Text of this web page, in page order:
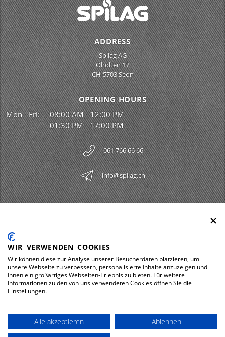
ADDRESS
Spilag AG
Oholten 17
CH-5703 Seon
OPENING HOURS
Mon - Fri:
08:00 AM - 12:00 PM
01:30 PM - 17:00 PM
061 766 66 66
info@spilag.ch
LEGAL
DOWNLOADS
© 2026 Spilag AG
WIR VERWENDEN COOKIES
Wir können diese zur Analyse unserer Besucherdaten platzieren, um
unsere Webseite zu verbessern, personalisierte Inhalte anzuzeigen und
Ihnen ein großartiges Webseiten-Erlebnis zu bieten. Für weitere
Informationen zu den von uns verwendeten Cookies öffnen Sie die
Einstellungen.
Alle akzeptieren
Ablehnen